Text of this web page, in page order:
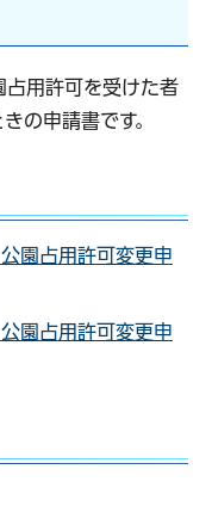
占用許可を受けた者
の申請書です。
園占用許可変更申
園占用許可変更申